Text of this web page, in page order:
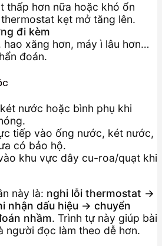
thấp hơn nữa hoặc khó ổn
kẹt mở tăng lên.
đi kèm
hao xăng hơn, máy ì lâu hơn…
đoán.
nước hoặc bình phụ khi
tiếp vào ống nước, két nước,
có bảo hộ.
khu vực dây cu-roa/quạt khi
này là: nghi lỗi thermostat →
nhận dấu hiệu → chuyển
nhầm. Trình tự này giúp bài
người đọc làm theo dễ hơn.